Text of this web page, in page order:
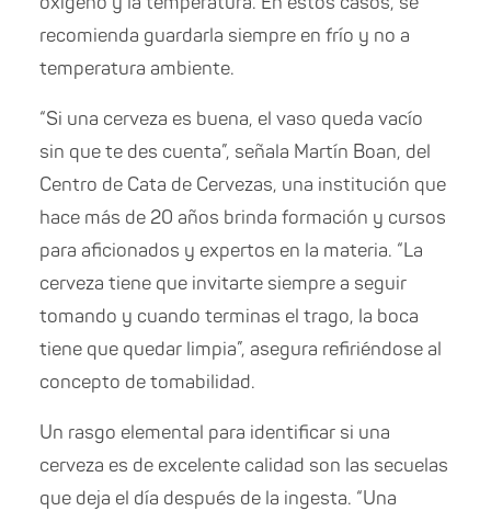
recomienda guardarla siempre en frío y no a
temperatura ambiente.
“Si una cerveza es buena, el vaso queda vacío
sin que te des cuenta”, señala Martín Boan, del
Centro de Cata de Cervezas, una institución que
hace más de 20 años brinda formación y cursos
para aficionados y expertos en la materia. “La
cerveza tiene que invitarte siempre a seguir
tomando y cuando terminas el trago, la boca
tiene que quedar limpia”, asegura refiriéndose al
concepto de tomabilidad.
Un rasgo elemental para identificar si una
cerveza es de excelente calidad son las secuelas
que deja el día después de la ingesta. “Una